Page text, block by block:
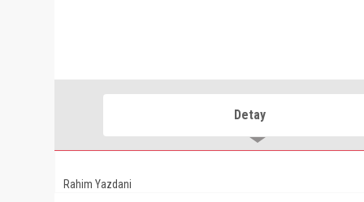
Detay
Rahim Yazdani